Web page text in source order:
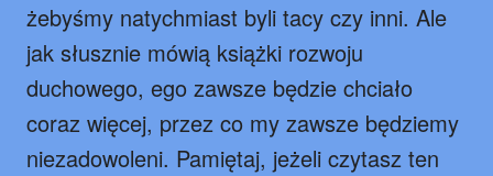
żebyśmy natychmiast byli tacy czy inni. Ale
jak słusznie mówią książki rozwoju
duchowego, ego zawsze będzie chciało
coraz więcej, przez co my zawsze będziemy
niezadowoleni. Pamiętaj, jeżeli czytasz ten